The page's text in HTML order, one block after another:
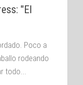
"El
Poco a
rodeando
todo...